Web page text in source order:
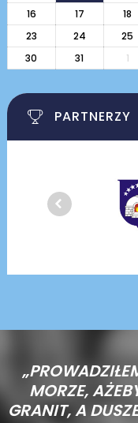
16
17 18
23
24 25
30
31 1
PARTNERZY
MORZE,
GRANIT, A